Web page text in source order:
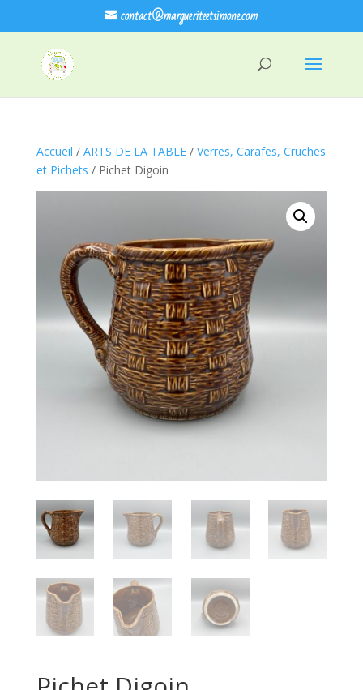
contact@margueriteetsimone.com
Accueil / ARTS DE LA TABLE/ Verres, Carafes, Cruches
et Pichets / Pichet Digoin